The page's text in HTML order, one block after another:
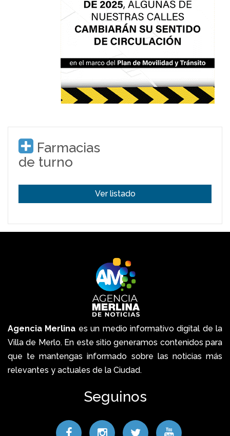
Farmacias
de turno
Ver listado
Agencia Merlina es un medio informativo digital de la
Villa de Merlo. En este sitio generamos contenidos para
que te mantengas informado sobre las noticias más
relevantes y actuales de la Ciudad.
Seguinos